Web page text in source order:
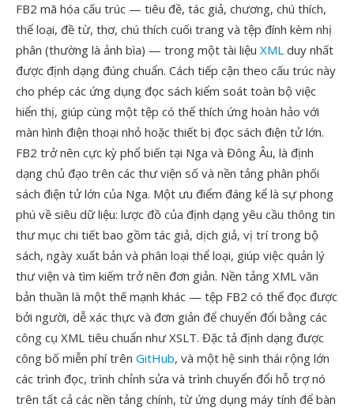
FB2 mã hóa cấu trúc — tiêu đề, tác giả, chương, chú thích,
thể loại, đề từ, thơ, chú thích cuối trang và tệp đính kèm nhị
phân (thường là ảnh bìa) — trong một tài liệu XML duy nhất
được định dạng đúng chuẩn. Cách tiếp cận theo cấu trúc này
cho phép các ứng dụng đọc sách kiểm soát toàn bộ việc
hiển thị, giúp cùng một tệp có thể thích ứng hoàn hảo với
màn hình điện thoại nhỏ hoặc thiết bị đọc sách điện tử lớn.
FB2 trở nên cực kỳ phổ biến tại Nga và Đông Âu, là định
dạng chủ đạo trên các thư viện số và nền tảng phân phối
sách điện tử lớn của Nga. Một ưu điểm đáng kể là sự phong
phú về siêu dữ liệu: lược đồ của định dạng yêu cầu thông tin
thư mục chi tiết bao gồm tác giả, dịch giả, vị trí trong bộ
sách, ngày xuất bản và phân loại thể loại, giúp việc quản lý
thư viện và tìm kiếm trở nên đơn giản. Nền tảng XML văn
bản thuần là một thế mạnh khác — tệp FB2 có thể đọc được
bởi người, dễ xác thực và đơn giản để chuyển đổi bằng các
công cụ XML tiêu chuẩn như XSLT. Đặc tả định dạng được
công bố miễn phí trên GitHub, và một hệ sinh thái rộng lớn
các trình đọc, trình chỉnh sửa và trình chuyển đổi hỗ trợ nó
trên tất cả các nền tảng chính, từ ứng dụng máy tính để bàn